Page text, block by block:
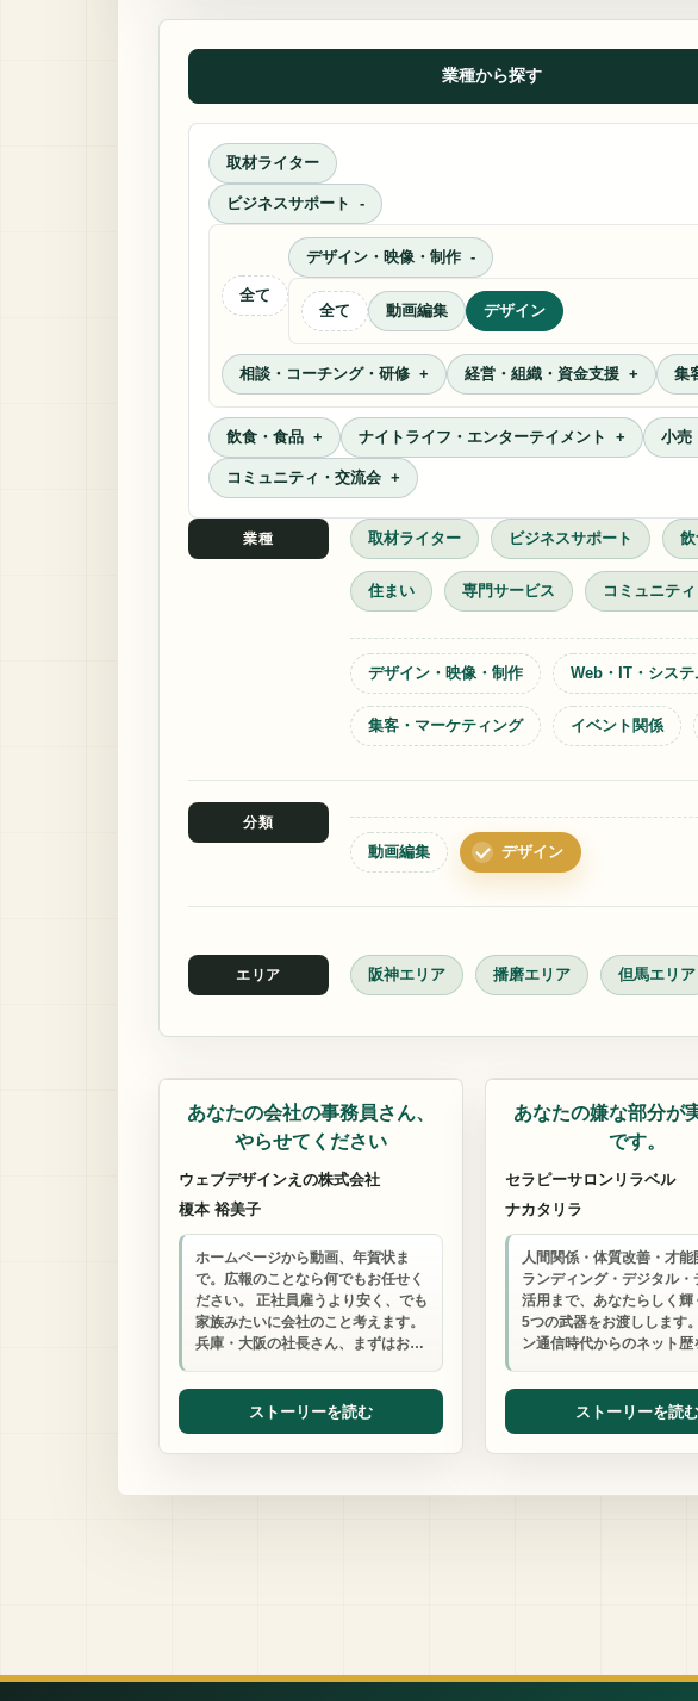
業種から探す
取材ライター
ビジネスサポート
全て
デザイン・映像・制作
全て 動画編集 デザイン
相談・コーチング・研修 経営・組織・資金支援 集
飲食・食品 ナイトライフ・エンターテイメント 小売
コミュニティ・交流会
業種 取材ライター ビジネスサポート
住まい 専門サービス コミュニテ
デザイン・映像・制作 Web・IT・システ
集客・マーケティング イベント関係
分類
動画編集 デザイン
エリア 阪神エリア 播磨エリア 但馬エリア
あなたの会社の事務員さん、
やらせてください
ウェブデザインえの株式会社
榎本 裕美子
ホームページから動画、年賀状ま
で。広報のことなら何でもお任せく
ださい。 正社員雇うより安く、でも
家族みたいに会社のこと考えます。
兵庫・大阪の社長さん、まずはお…
ストーリーを読む
あなたの嫌な部分が
です。
セラピーサロンリラベル
ナカタリラ
人間関係・体質改善・才能
ランディング・デジタル・
活用まで、あなたらしく輝
5つの武器をお渡しします
ン通信時代からのネット
ストーリーを読む